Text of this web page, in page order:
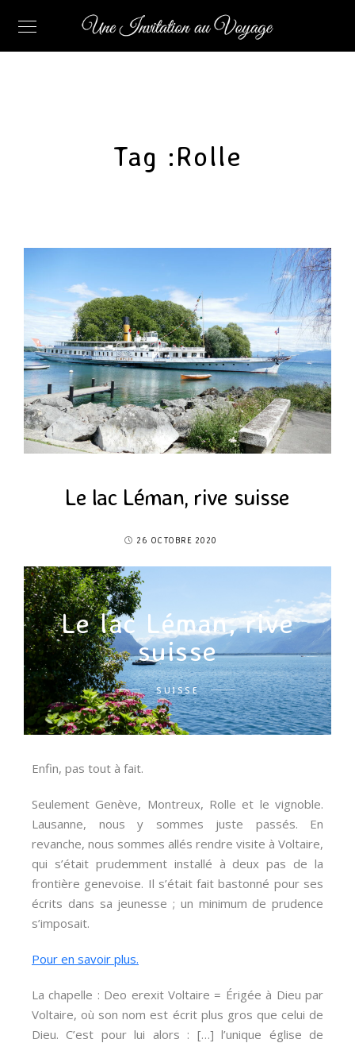
Tag :Rolle
Le lac Léman, rive suisse
26 OCTOBRE 2020
Le lac Léman, rive
suisse
SUISSE
Enfin, pas tout à fait.
Seulement Genève, Montreux, Rolle et le vignoble.
Lausanne, nous y sommes juste passés. En
revanche, nous sommes allés rendre visite à Voltaire,
qui s’était prudemment installé à deux pas de la
frontière genevoise. Il s’était fait bastonné pour ses
écrits dans sa jeunesse ; un minimum de prudence
s’imposait.
Pour en savoir plus.
La chapelle : Deo erexit Voltaire = Érigée à Dieu par
Voltaire, où son nom est écrit plus gros que celui de
Dieu. C’est pour lui alors : […] l’unique église de